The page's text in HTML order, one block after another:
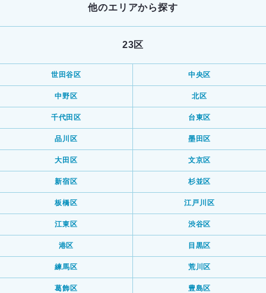
他のエリアから探す
23区
世田谷区 中央区
中野区 北区
千代田区 台東区
品川区 墨田区
大田区 文京区
新宿区 杉並区
板橋区 江戸川区
江東区 渋谷区
港区 目黒区
練馬区 荒川区
葛飾区 豊島区